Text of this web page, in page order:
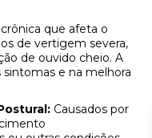
que afeta o
de vertigem severa,
de ouvido cheio. A
e na melhora
Causados por